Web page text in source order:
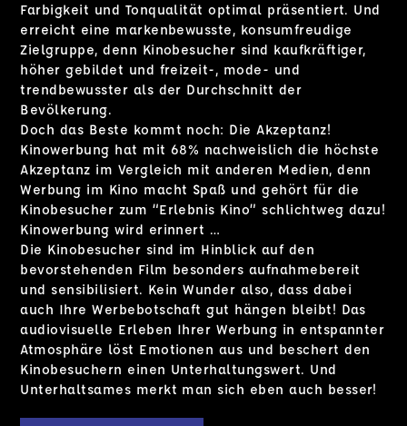
Farbigkeit und Tonqualität optimal präsentiert. Und
erreicht eine markenbewusste, konsumfreudige
Zielgruppe, denn Kinobesucher sind kaufkräftiger,
höher gebildet und freizeit-, mode- und
trendbewusster als der Durchschnitt der
Bevölkerung.
Doch das Beste kommt noch: Die Akzeptanz!
Kinowerbung hat mit 68% nachweislich die höchste
Akzeptanz im Vergleich mit anderen Medien, denn
Werbung im Kino macht Spaß und gehört für die
Kinobesucher zum “Erlebnis Kino” schlichtweg dazu!
Kinowerbung wird erinnert …
Die Kinobesucher sind im Hinblick auf den
bevorstehenden Film besonders aufnahmebereit
und sensibilisiert. Kein Wunder also, dass dabei
auch Ihre Werbebotschaft gut hängen bleibt! Das
audiovisuelle Erleben Ihrer Werbung in entspannter
Atmosphäre löst Emotionen aus und beschert den
Kinobesuchern einen Unterhaltungswert. Und
Unterhaltsames merkt man sich eben auch besser!